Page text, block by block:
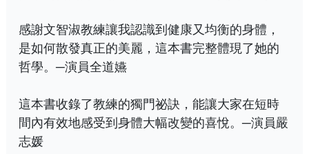
感謝文智淑教練讓我認識到健康又均衡的身體，
是如何散發真正的美麗，這本書完整體現了她的
哲學。─演員全道嬿
這本書收錄了教練的獨門祕訣，能讓大家在短時
間內有效地感受到身體大幅改變的喜悅。─演員嚴
志媛